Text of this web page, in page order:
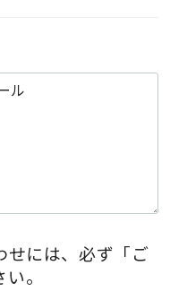
には、必ず「ご
。